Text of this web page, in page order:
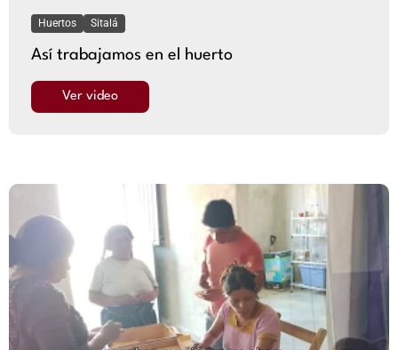
Huertos Sitalá
Así trabajamos en el huerto
Ver video